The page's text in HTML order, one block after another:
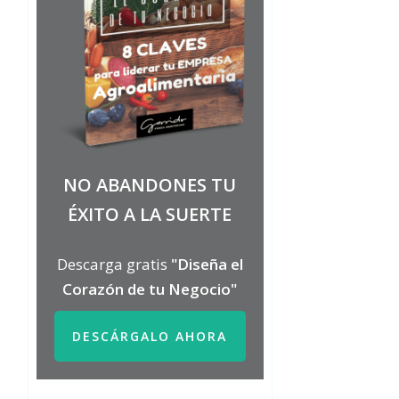
NO ABANDONES TU
ÉXITO A LA SUERTE
Descarga gratis "Diseña el
Corazón de tu Negocio"
DESCÁRGALO AHORA